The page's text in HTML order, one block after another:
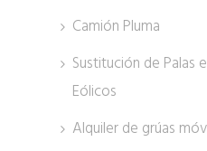
Camión Pluma
Sustitución de Palas
Eólicos
Alquiler de grúas